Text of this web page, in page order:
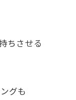
ちさせる
グも